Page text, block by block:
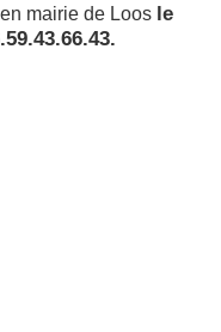
mairie de Loos le